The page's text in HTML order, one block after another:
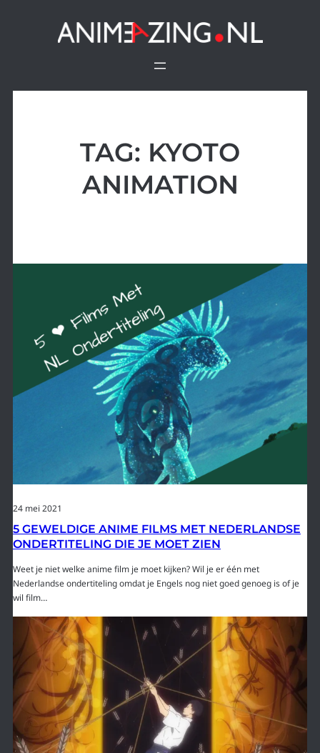
TAG: KYOTO
ANIMATION
24 mei 2021
5 GEWELDIGE ANIME FILMS MET NEDERLANDSE
ONDERTITELING DIE JE MOET ZIEN
Weet je niet welke anime film je moet kijken? Wil je er één met
Nederlandse ondertiteling omdat je Engels nog niet goed genoeg is of je
wil film…